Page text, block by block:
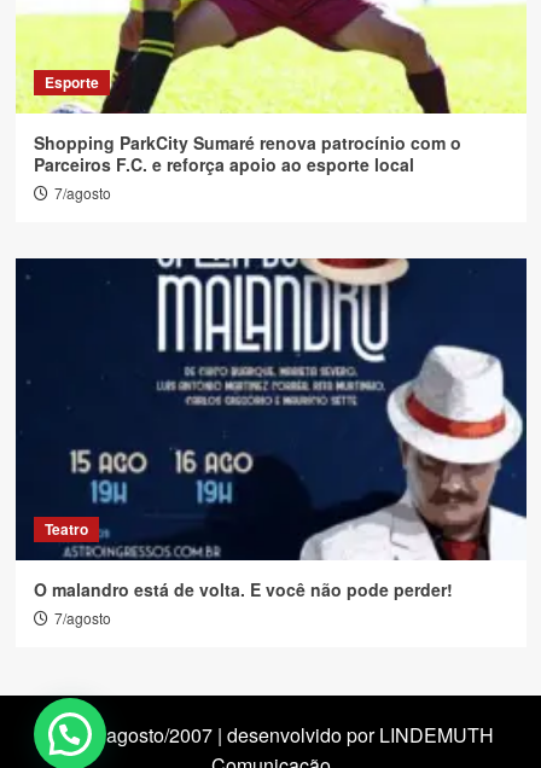
Esporte
Shopping ParkCity Sumaré renova patrocínio com o
Parceiros F.C. e reforça apoio ao esporte local
7/agosto
Teatro
O malandro está de volta. E você não pode perder!
7/agosto
desde agosto/2007 | desenvolvido por LINDEMUTH